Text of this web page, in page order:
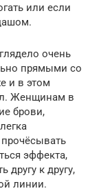
или если
очень
прямыми со
и в этом
Женщинам в
брови,
эффекта,
другу к другу,
линии.